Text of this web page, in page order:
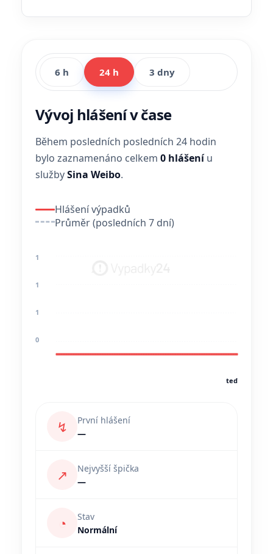
6 h 24 h 3 dny
Vývoj hlášení v čase
Během posledních posledních 24 hodin
bylo zaznamenáno celkem 0 hlášeníu
službySina Weibo.
Hlášení výpadků
Průměr (posledních 7 dní)
1
1
1
0
teď
↯
První hlášení
—
↗
Nejvyšší špička
—
◔
Stav
Normální